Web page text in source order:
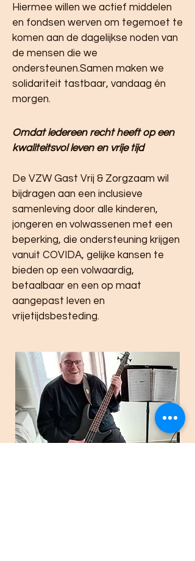
Hiermee willen we actief middelen
en fondsen werven om tegemoet te
komen aan de dagelijkse noden van
de mensen die we
ondersteunen.Samen maken we
solidariteit tastbaar, vandaag én
morgen.
Omdat iedereen recht heeft op een
kwaliteitsvol leven en vrije tijd
De VZW Gast Vrij & Zorgzaam wil
bijdragen aan een inclusieve
samenleving door alle kinderen,
jongeren en volwassenen met een
beperking, die ondersteuning krijgen
vanuit COVIDA, gelijke kansen te
bieden op een volwaardig,
betaalbaar en een op maat
aangepast leven en
vrijetijdsbesteding.